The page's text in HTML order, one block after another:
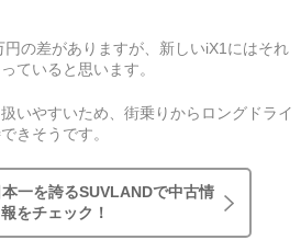
の差がありますが、新しいiX1にはそれ
ていると思います。
いやすいため、街乗りからロングドライ
きそうです。
一を誇るSUVLANDで中古情
報をチェック！